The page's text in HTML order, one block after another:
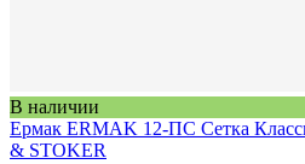
В наличии
Ермак ERMAK 12-ПС Сетка
& STOKER